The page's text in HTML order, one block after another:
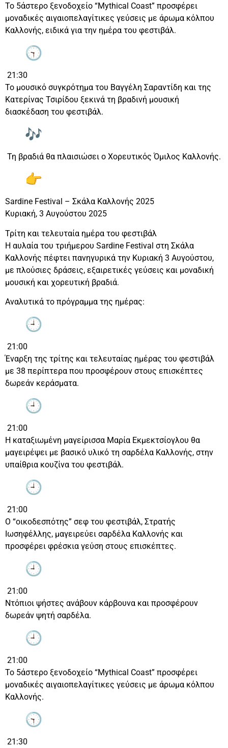
Το 5άστερο ξενοδοχείο “Mythical Coast” προσφέρει
μοναδικές αιγαιοπελαγίτικες γεύσεις με άρωμα κόλπου
Καλλονής, ειδικά για την ημέρα του φεστιβάλ.
21:30
Το μουσικό συγκρότημα του Βαγγέλη Σαραντίδη και της
Κατερίνας Τσιρίδου ξεκινά τη βραδινή μουσική
διασκέδαση του φεστιβάλ.
Τη βραδιά θα πλαισιώσει ο Χορευτικός Όμιλος Καλλονής.
Sardine Festival – Σκάλα Καλλονής 2025
Κυριακή, 3 Αυγούστου 2025
Τρίτη και τελευταία ημέρα του φεστιβάλ
Η αυλαία του τριήμερου Sardine Festival στη Σκάλα
Καλλονής πέφτει πανηγυρικά την Κυριακή 3 Αυγούστου,
με πλούσιες δράσεις, εξαιρετικές γεύσεις και μοναδική
μουσική και χορευτική βραδιά.
Αναλυτικά το πρόγραμμα της ημέρας:
21:00
Έναρξη της τρίτης και τελευταίας ημέρας του φεστιβάλ
με 38 περίπτερα που προσφέρουν στους επισκέπτες
δωρεάν κεράσματα.
21:00
Η καταξιωμένη μαγείρισσα Μαρία Εκμεκτσίογλου θα
μαγειρέψει με βασικό υλικό τη σαρδέλα Καλλονής, στην
υπαίθρια κουζίνα του φεστιβάλ.
21:00
Ο “οικοδεσπότης” σεφ του φεστιβάλ, Στρατής
Ιωσηφέλλης, μαγειρεύει σαρδέλα Καλλονής και
προσφέρει φρέσκια γεύση στους επισκέπτες.
21:00
Ντόπιοι ψήστες ανάβουν κάρβουνα και προσφέρουν
δωρεάν ψητή σαρδέλα.
21:00
Το 5άστερο ξενοδοχείο “Mythical Coast” προσφέρει
μοναδικές αιγαιοπελαγίτικες γεύσεις με άρωμα κόλπου
Καλλονής.
21:30